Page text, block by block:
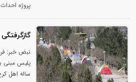
پروژه
گازگرفتگی ۲ مسافر در لاهیجان
نبض خبر:
ساله اهل